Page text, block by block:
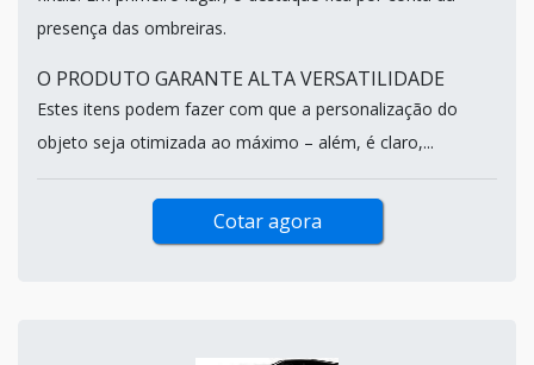
presença das ombreiras.
O PRODUTO GARANTE ALTA VERSATILIDADE
Estes itens podem fazer com que a personalização do
objeto seja otimizada ao máximo – além, é claro,...
Cotar agora